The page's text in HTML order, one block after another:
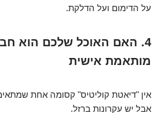
על הדימום ועל הדלקת.
4. האם האוכל שלכם הוא
מותאמת אישית
אין "דיאטת קוליטיס" קסומה אחת
אבל יש עקרונות ברזל.